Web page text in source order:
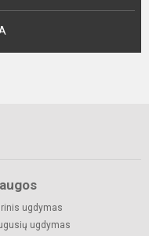
ugdymas
ugdymas